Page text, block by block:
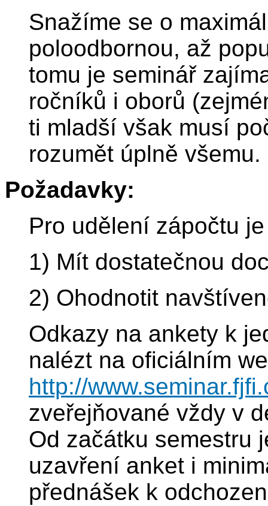
Snažíme se o
poloodbornou, až
tomu je seminář
ročníků i oborů
ti mladší však musí
rozumět úplně všemu.
Požadavky:
Pro udělení zápočtu
1) Mít dostatečnou
2) Ohodnotit
Odkazy na ankety k
nalézt na oficiálním
http://
zveřejňované vždy v
Od začátku semestru
uzavření anket i
přednášek k